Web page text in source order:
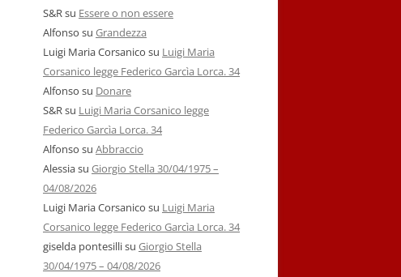
S&Rsu Essere o non essere
Alfonso su Grandezza
Luigi Maria Corsanico su Luigi Maria
Corsanico legge Federico Garcìa Lorca. 34
Alfonso su Donare
S&Rsu Luigi Maria Corsanico legge
Federico Garcìa Lorca. 34
Alfonso su Abbraccio
Alessiasu Giorgio Stella 30/04/1975 –
04/08/2026
Luigi Maria Corsanico su Luigi Maria
Corsanico legge Federico Garcìa Lorca. 34
giselda pontesillisu Giorgio Stella
30/04/1975 – 04/08/2026